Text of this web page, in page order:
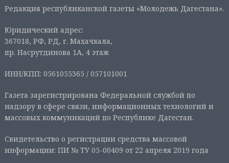
Редакция республиканской газеты «Молодежь Дагестана».
Юридический адрес:
367018, РФ, РД, г. Махачкала,
пр. Насрутдинова 1А, 4 этаж
ИНН/КПП: 0561055365 / 057101001
Газета зарегистрирована Федеральной службой по
надзору в сфере связи, информационных технологий и
массовых коммуникаций по Республике Дагестан.
Свидетельство о регистрации средства массовой
информации: ПИ № ТУ 05-00409 от 22 апреля 2019 года